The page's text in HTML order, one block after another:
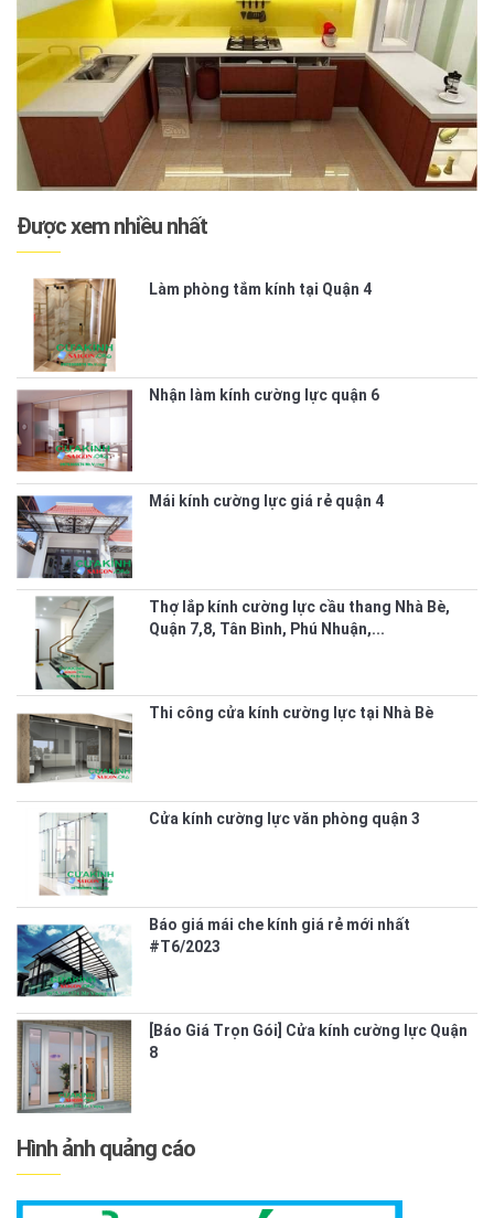
Được xem nhiều nhất
Làm phòng tắm kính tại Quận 4
Nhận làm kính cường lực quận 6
Mái kính cường lực giá rẻ quận 4
Thợ lắp kính cường lực cầu thang Nhà Bè,
Quận 7,8, Tân Bình, Phú Nhuận,...
Thi công cửa kính cường lực tại Nhà Bè
Cửa kính cường lực văn phòng quận 3
Báo giá mái che kính giá rẻ mới nhất
#T6/2023
[Báo Giá Trọn Gói] Cửa kính cường lực Quận
8
Hình ảnh quảng cáo